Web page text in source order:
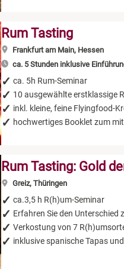
Rum Tasting
Frankfurt am Main, Hessen
ca. 5 Stunden inklusive
ca. 5h Rum-Seminar
10 ausgewählte erstklassige
inkl. kleine, feine Flyingfood-
hochwertiges Booklet zum
Rum Tasting: Gold
Greiz, Thüringen
ca.3,5 h R(h)um-Seminar
Erfahren Sie den Unterschied
Verkostung von 7
inklusive spanische Tapas